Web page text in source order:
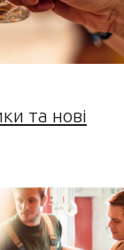
та нові